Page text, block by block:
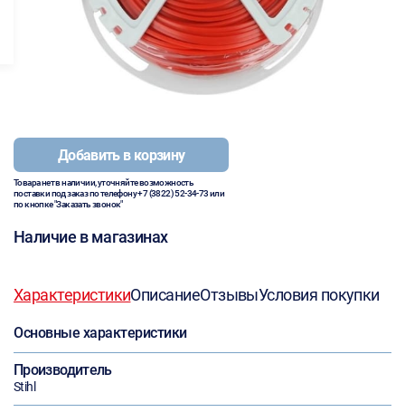
Добавить в корзину
Товара нет в наличии, уточняйте возможность
поставки под заказ по телефону+7 (3822) 52-34-73или
по кнопке "Заказать звонок"
Наличие в магазинах
ХарактеристикиОписаниеОтзывыУсловия покупки
Основные характеристики
Производитель
Stihl